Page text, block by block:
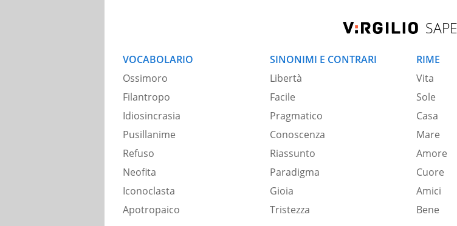
VOCABOLARIO
Ossimoro
Filantropo
Idiosincrasia
Pusillanime
Refuso
Neofita
Iconoclasta
Apotropaico
SINONIMI E CONTRARI
Libertà
Facile
Pragmatico
Conoscenza
Riassunto
Paradigma
Gioia
Tristezza
RIME
Vita
Sole
Casa
Mare
Amore
Cuore
Amici
Bene